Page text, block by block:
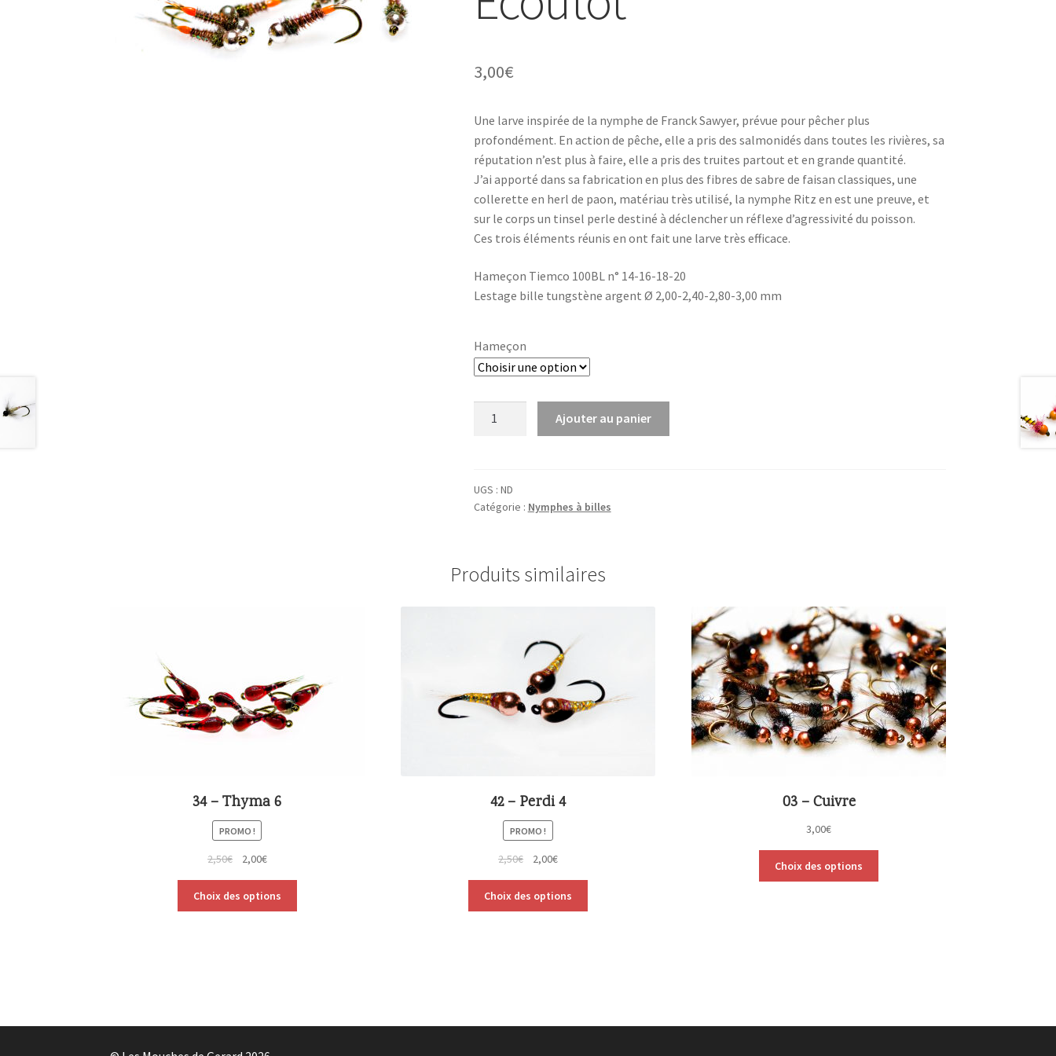
3,00€
Une larve inspirée de la nymphe de Franck Sawyer, prévue pour pêcher plus
profondément. En action de pêche, elle a pris des salmonidés dans toutes les rivières, sa
réputation n’est plus à faire, elle a pris des truites partout et en grande quantité.
J’ai apporté dans sa fabrication en plus des fibres de sabre de faisan classiques, une
collerette en herl de paon, matériau très utilisé, la nymphe Ritz en est une preuve, et
sur le corps un tinsel perle destiné à déclencher un réflexe d’agressivité du poisson.
Ces trois éléments réunis en ont fait une larve très efficace.
Hameçon Tiemco 100BL n° 14-16-18-20
Lestage bille tungstène argent Ø 2,00-2,40-2,80-3,00 mm
Hameçon
Pheasant
tail
Ajouter au panier
UGS : ND
Catégorie : Nymphes à billes
Produits similaires
34 – Thyma 6
PROMO !
2,50€ 2,00€
Choix des options
42 – Perdi 4
PROMO !
2,50€ 2,00€
Choix des options
03 – Cuivre
3,00€
Choix des options